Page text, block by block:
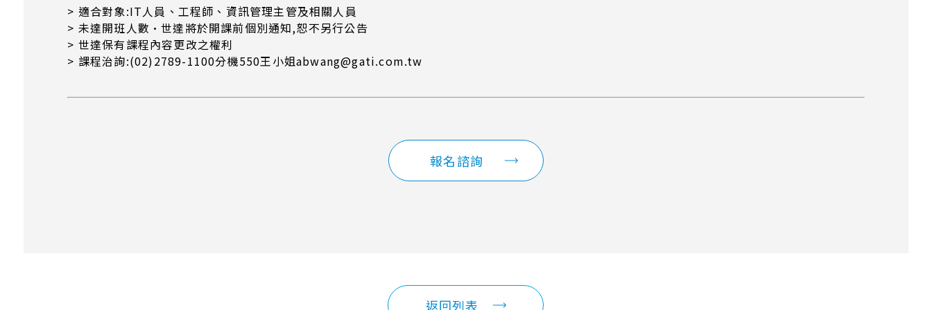
> 適合對象:IT人員、工程師、資訊管理主管及相關人員
> 未達開班人數·世達將於開課前個別通知,恕不另行公告
> 世達保有課程內容更改之權利
> 課程治詢:(02)2789-1100分機550王小姐abwang@gati.com.tw
報名諮詢
返回列表